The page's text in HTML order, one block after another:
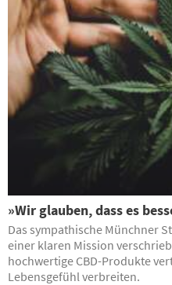
»Wir glauben, dass es
Das sympathische Münchner
einer klaren Mission
hochwertige CBD-Produkte
Lebensgefühl verbreiten.